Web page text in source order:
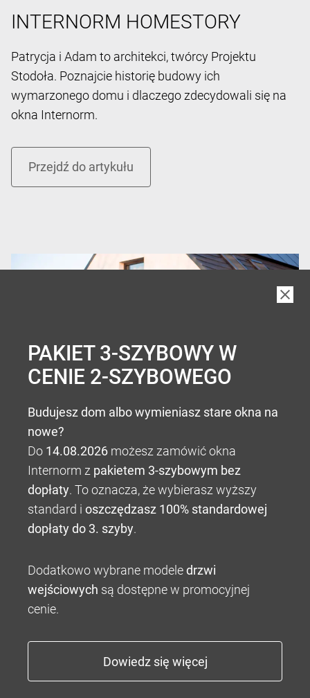
INTERNORM HOMESTORY
Patrycja i Adam to architekci, twórcy Projektu
Stodoła. Poznajcie historię budowy ich
wymarzonego domu i dlaczego zdecydowali się na
okna Internorm.
PAKIET 3-SZYBOWY W
CENIE 2-SZYBOWEGO
Budujesz dom albo wymieniasz stare okna na
nowe?
Do 14.08.2026 możesz zamówić okna
Internorm z pakietem 3-szybowym bez
dopłaty. To oznacza, że wybierasz wyższy
standard i oszczędzasz 100% standardowej
dopłaty do 3. szyby.
Dodatkowo wybrane modeledrzwi
wejściowych są dostępne w promocyjnej
cenie.